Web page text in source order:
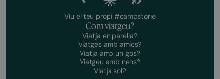
Viu el teu propi #campstorie
Com viatgeu?
Viatja en parella?
Viatges amb amics?
Viatja amb un gos?
Viatgeu amb nens?
Viatja sol?